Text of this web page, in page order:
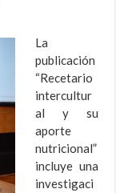
La
publicación
“Recetario
intercultur
al y su
aporte
nutricional”
incluye una
investigaci